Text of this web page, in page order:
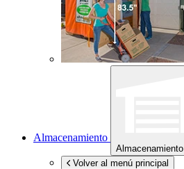
Almacenamiento
Almacenamiento
Volver al menú principal